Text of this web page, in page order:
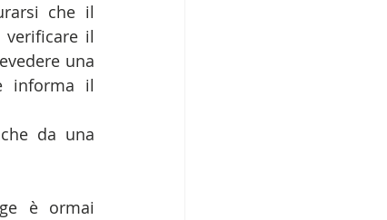
che il
verificare il
una
informa il
da una
è ormai